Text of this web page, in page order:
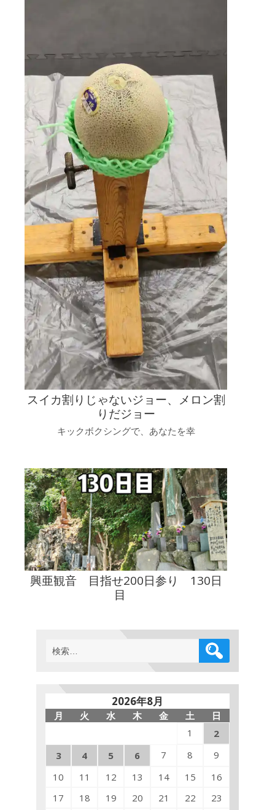
スイカ割りじゃないジョー、メロン割
りだジョー
キックボクシングで、あなたを幸
興亜観音 目指せ200日参り 130日
目
検
索:
2026年8月
月 火 水 木 金 土
日
1
2
3
4 5 6 7 8
9
10
11 12 13 14 15
16
17
18 19 20 21 22 23